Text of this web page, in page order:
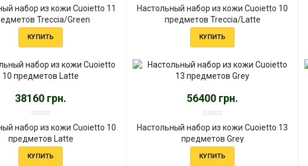
набор из кожи Cuoietto 11
Treccia/Green
КУПИТЬ
Настольный набор из кожи Cuoietto 10
предметов Treccia/Latte
КУПИТЬ
38160 грн.
набор из кожи Cuoietto 10
предметов Latte
КУПИТЬ
56400 грн.
Настольный набор из кожи Cuoietto 13
предметов Grey
КУПИТЬ